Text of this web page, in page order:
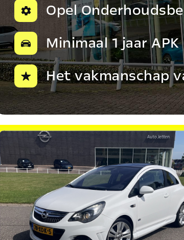
Opel
Minimaal 1 jaar APK
Het vakmanschap